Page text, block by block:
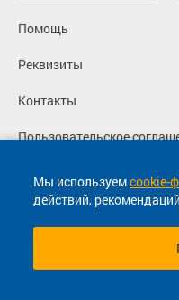
Мы используемcookie-
действий,
Помощь
Реквизиты
Контакты
Пользовательское
Политика
Согласие на
© 2013-2026, ООО